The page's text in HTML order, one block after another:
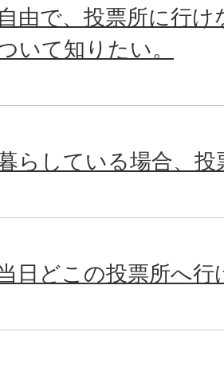
由で、投票所に行
いて知りたい。
らしている場合、
日どこの投票所へ